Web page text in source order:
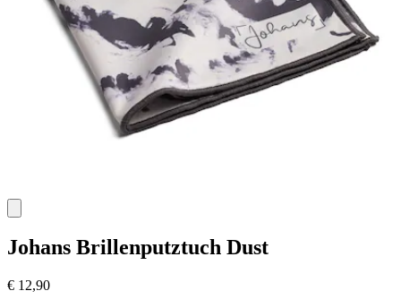
Johans Brillenputztuch Dust
€ 12,90